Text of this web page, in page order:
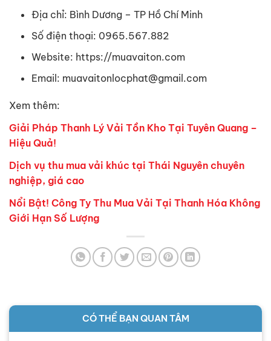
Địa chỉ: Bình Dương – TP Hồ Chí Minh
Số điện thoại: 0965.567.882
Website: https://muavaiton.com
Email: muavaitonlocphat@gmail.com
Xem thêm:
Giải Pháp Thanh Lý Vải Tồn Kho Tại Tuyên Quang –
Hiệu Quả!
Dịch vụ thu mua vải khúc tại Thái Nguyên chuyên
nghiệp, giá cao
Nổi Bật! Công Ty Thu Mua Vải Tại Thanh Hóa Không
Giới Hạn Số Lượng
CÓ THỂ BẠN QUAN TÂM